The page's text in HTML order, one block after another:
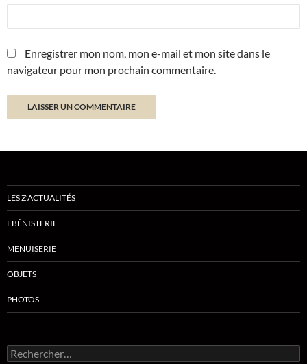
Enregistrer mon nom, mon e-mail et mon site dans le
navigateur pour mon prochain commentaire.
LES Z’ACTUALITÉS
EBÉNISTERIE
MENUISERIE
OBJETS
PHOTOS
Rechercher :